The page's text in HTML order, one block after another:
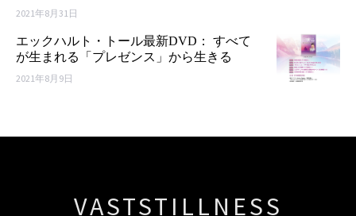
2021年8月31日
エックハルト・トール最新DVD： すべて
が生まれる「プレゼンス」から生きる
2021年8月9日
VASTSTILLNESS